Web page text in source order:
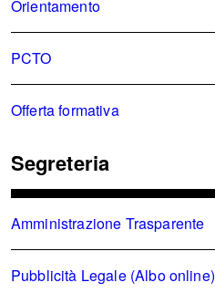
Orientamento
PCTO
Offerta formativa
Segreteria
Amministrazione Trasparente
Pubblicità Legale (Albo online)